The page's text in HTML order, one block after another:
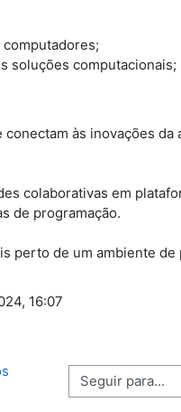
soluções computacionais;
às inovações
colaborativas em
de programação.
perto de um ambiente de
16:07
Seguir para...